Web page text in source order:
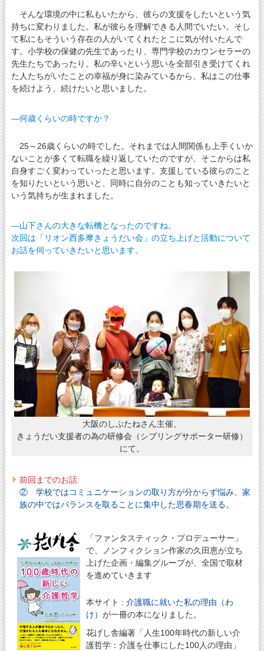
そんな環境の中に私もいたから、彼らの支援をしたいという気
持ちに変わりました。私が彼らを理解できる人間でいたい。そし
て私にもそういう存在の人がいてくれたとこに気が付いたんで
す。小学校の保健の先生であったり、専門学校のカウンセラーの
先生たちであったり。私の辛いという思いを全部引き受けてくれ
た人たちがいたことの幸福が身に染みているから、私はこの仕事
を続けよう、続けたいと思いました。
―何歳くらいの時ですか？
25～26歳くらいの時でした。それまでは人間関係も上手くいか
ないことが多くて転職を繰り返していたのですが、そこからは私
自身すごく変わっていったと思います。支援している彼らのこと
を知りたいという思いと、同時に自分のことも知っていきたいと
いう気持ちが生まれました。
―山下さんの大きな転機となったのですね。
次回は「リオン西多摩きょうだい会」の立ち上げと活動について
お話を伺っていきたいと思います。
大阪のしぶたねさん主催、
きょうだい支援者の為の研修会（シブリングサポーター研修）
にて。
前回までのお話
② 学校ではコミュニケーションの取り方が分からず悩み、家
族の中ではバランスを取ることに集中した思春期を送る。
「ファンタスティック・プロデューサー」
で、ノンフィクション作家の久田恵が立ち
上げた企画・編集グループが、全国で取材
を進めていきます
本サイト : 介護職に就いた私の理由（わ
け） が一冊の本になりました。
花げし舎編著「人生100年時代の新しい介
護哲学：介護を仕事にした100人の理由」